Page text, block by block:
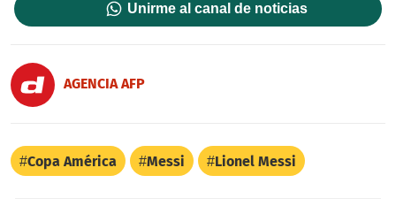
Unirme al canal de noticias
AGENCIA AFP
Copa América Messi Lionel Messi